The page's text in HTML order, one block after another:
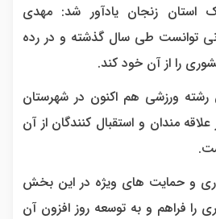
استان زنجان یادآور شد: مهدی
توانست طی سال گذشته و در رده
را از آن خود کند.
ورزشی هم اکنون در شهرستان
مندان و استقبال کنندگان از آن
و حمایت های ویژه در این بخش
را فراهم و به توسعه روز افزون آن